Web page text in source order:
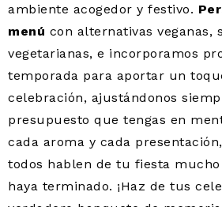
ambiente acogedor y festivo.
menú con alternativas veganas,
vegetarianas, e incorporamos
temporada para aportar un
celebración, ajustándonos
presupuesto que tengas en
cada aroma y cada
todos hablen de tu fiesta
haya terminado. ¡Haz de tus